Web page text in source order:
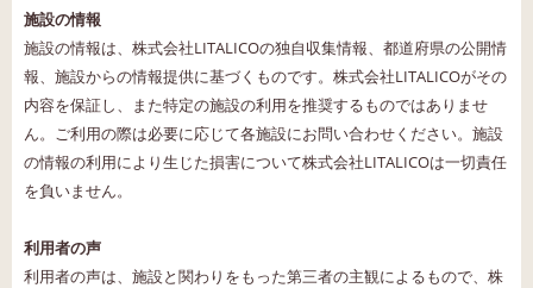
施設の情報
施設の情報は、株式会社LITALICOの独自収集情報、都道府県の公開情
報、施設からの情報提供に基づくものです。株式会社LITALICOがその
内容を保証し、また特定の施設の利用を推奨するものではありませ
ん。ご利用の際は必要に応じて各施設にお問い合わせください。施設
の情報の利用により生じた損害について株式会社LITALICOは一切責任
を負いません。
利用者の声
利用者の声は、施設と関わりをもった第三者の主観によるもので、株